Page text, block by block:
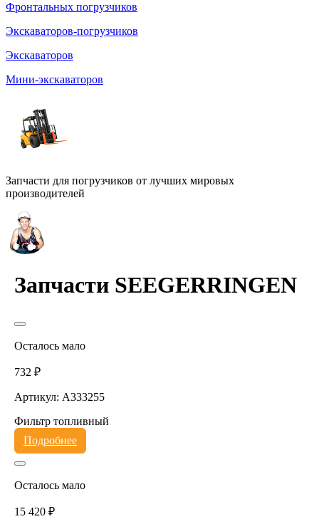
Фронтальных погрузчиков
Экскаваторов-погрузчиков
Экскаваторов
Мини-экскаваторов
Запчасти для погрузчиков от лучших мировых
производителей
Запчасти SEEGERRINGEN
Осталось мало
732 ₽
Артикул: A333255
Фильтр топливный
Подробнее
Осталось мало
15 420 ₽